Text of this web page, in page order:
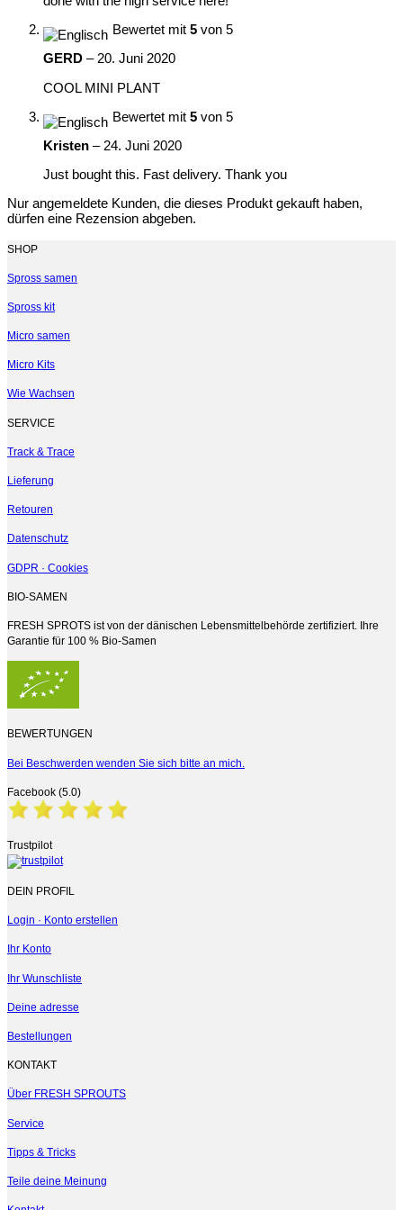
Bewertet mit 5 von 5
GERD – 20. Juni 2020
COOL MINI PLANT
Bewertet mit 5 von 5
Kristen – 24. Juni 2020
Just bought this. Fast delivery. Thank you
Nur angemeldete Kunden, die dieses Produkt gekauft haben,
dürfen eine Rezension abgeben.
SHOP
Spross samen
Spross kit
Micro samen
Micro Kits
Wie Wachsen
SERVICE
Track & Trace
Lieferung
Retouren
Datenschutz
GDPR · Cookies
BIO-SAMEN
FRESH SPROTS ist von der dänischen Lebensmittelbehörde zertifiziert. Ihre
Garantie für 100 % Bio-Samen
BEWERTUNGEN
Bei Beschwerden wenden Sie sich bitte an mich.
Facebook (5.0)
Trustpilot
DEIN PROFIL
Login · Konto erstellen
Ihr Konto
Ihr Wunschliste
Deine adresse
Bestellungen
KONTAKT
Über FRESH SPROUTS
Service
Tipps & Tricks
Teile deine Meinung